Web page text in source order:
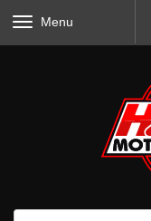
Menu